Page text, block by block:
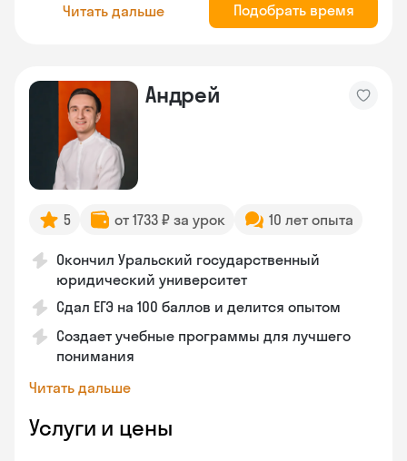
Читать дальше Подобрать время
Андрей
5 от 1733 ₽ за урок 10 лет опыта
Окончил Уральский государственный
юридический университет
Сдал ЕГЭ на 100 баллов и делится опытом
Создает учебные программы для лучшего
понимания
Читать дальше
Услуги и цены